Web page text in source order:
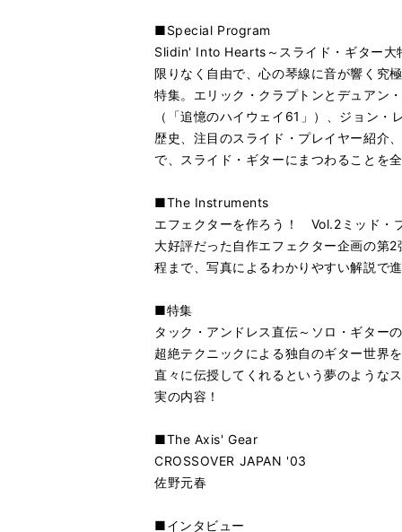
■Special Program
Slidin' Into Hearts～スライド・ギター大
限りなく自由で、心の琴線に音が響く究
特集。エリック・クラプトンとデュアン
（「追憶のハイウェイ61」）、ジョン
歴史、注目のスライド・プレイヤー紹介
で、スライド・ギターにまつわることを
■The Instruments
エフェクターを作ろう！ Vol.2ミッド・
大好評だった自作エフェクター企画の第
程まで、写真によるわかりやすい解説で
■特集
タック・アンドレス直伝～ソロ・ギター
超絶テクニックによる独自のギター世界
直々に伝授してくれるという夢のような
実の内容！
■The Axis' Gear
CROSSOVER JAPAN '03
佐野元春
■インタビュー